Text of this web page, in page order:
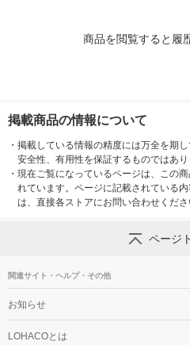
商品を閲覧すると履
掲載商品の情報について
・ 掲載している情報の精度には万全を期
安全性、有用性を保証するものではあり
・ 現在ご覧になっているページは、この
れています。ページに記載されている
は、直接各ストアにお問い合わせくださ
ページ
関連サイト・ヘルプ・その他
お知らせ
LOHACOとは